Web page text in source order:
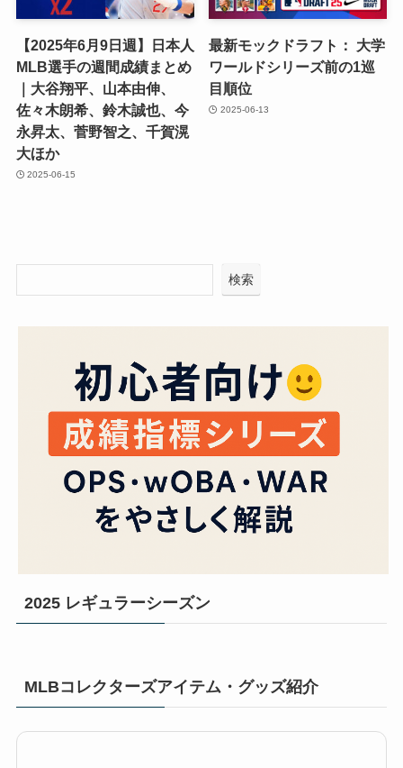
【2025年6月9日週】日本人
MLB選手の週間成績まとめ
｜大谷翔平、山本由伸、
佐々木朗希、鈴木誠也、今
永昇太、菅野智之、千賀滉
大ほか
2025-06-15
最新モックドラフト： 大学
ワールドシリーズ前の1巡
目順位
2025-06-13
検索
2025 レギュラーシーズン
MLBコレクターズアイテム・グッズ紹介